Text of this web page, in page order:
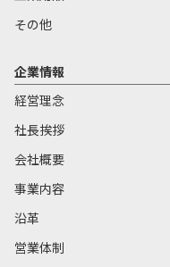
その他
企業情報
経営理念
社長挨拶
会社概要
事業内容
沿革
営業体制